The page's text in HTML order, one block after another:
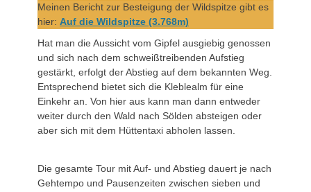
Meinen Bericht zur Besteigung der Wildspitze gibt es
hier: Auf die Wildspitze (3.768m)
Hat man die Aussicht vom Gipfel ausgiebig genossen
und sich nach dem schweißtreibenden Aufstieg
gestärkt, erfolgt der Abstieg auf dem bekannten Weg.
Entsprechend bietet sich die Kleblealm für eine
Einkehr an. Von hier aus kann man dann entweder
weiter durch den Wald nach Sölden absteigen oder
aber sich mit dem Hüttentaxi abholen lassen.
Die gesamte Tour mit Auf- und Abstieg dauert je nach
Gehtempo und Pausenzeiten zwischen sieben und